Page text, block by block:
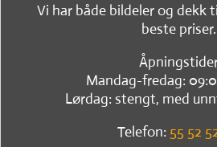
Vi har både bildeler og dekk
beste priser.
Mandag-fredag:
Lørdag: stengt, med
Telefon: 55 52